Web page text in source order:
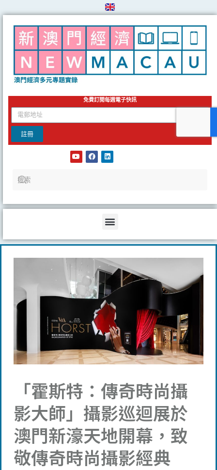
to
content
免費訂閱每週電子快訊
email
註冊
Y
o
F
a
L
i
Menu
「霍斯特：傳奇時尚攝
影大師」攝影巡迴展於
澳門新濠天地開幕，致
敬傳奇時尚攝影經典